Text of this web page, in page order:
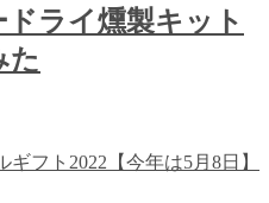
ライ燻製キット
た